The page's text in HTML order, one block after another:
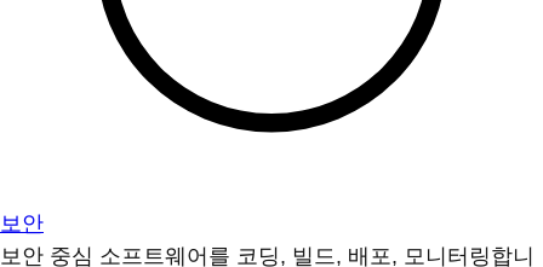
보안
보안 중심 소프트웨어를 코딩, 빌드, 배포, 모니터링합니